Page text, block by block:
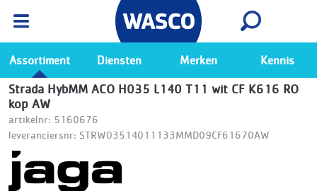
Ga naar de Wasco app
Bekijk
Assortiment Diensten Merken Kennis
Strada HybMM ACO H035 L140 T11 wit CF K616 RO
kop AW
artikelnr: 5160676
leveranciersnr: STRW03514011133MMD09CF61670AW